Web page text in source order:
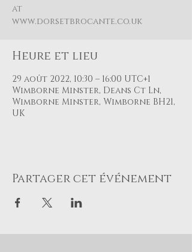
at
Heure et lieu
29 août 2022, 10:30 – 16:00 UTC+1
Wimborne Minster, Deans Ct Ln,
Wimborne Minster, Wimborne BH21,
UK
Partager cet événement